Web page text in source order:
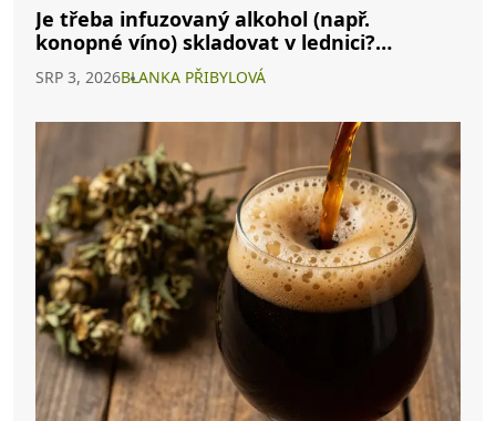
Je třeba infuzovaný alkohol (např.
konopné víno) skladovat v lednici?
Kompletní průvodce
SRP 3, 2026BLANKA PŘIBYLOVÁ